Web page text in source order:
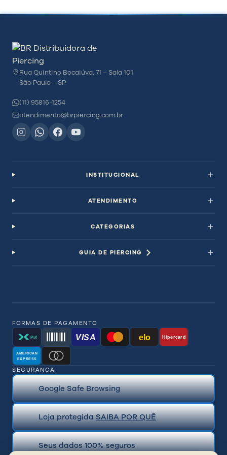
Lucro estimado:—
💡 Dica de parceiro
compram pela confiança, estética e segurança
do material. Valorize isso na sua venda e
aumente sua margem.
Rua Quintino Bocaiúva, 71 – Sala 101
São Paulo – SP
(11) 95816-1254
atendimento@brpiercing.com.br
INSTITUCIONAL
ATENDIMENTO
CATEGORIAS
GUIA DE PIERCING
FORMAS DE PAGAMENTO
PIX VISA elo Hipercard
AMERICAN
EXPRESS
SEGURANÇA
Google Safe Browsing
Loja protegidaSAIBA POR QUÊ
Seus dados 100% seguros